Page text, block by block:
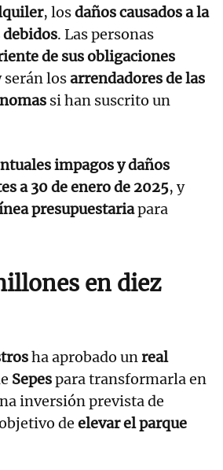
, losdaños causados a la
. Las personas
de sus obligaciones
losarrendadores de las
si han suscrito un
impagos y daños
a 30 de enero de 2025, y
presupuestariapara
en diez
ha aprobado unreal
Sepespara transformarla en
inversión prevista de
de elevar el parque